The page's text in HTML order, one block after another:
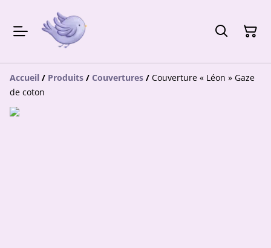
Accueil / Produits / Couvertures / Couverture « Léon » Gaze
de coton